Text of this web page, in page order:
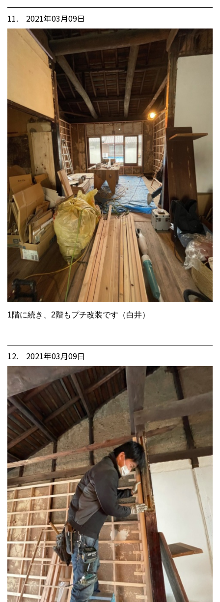
11. 2021年03月09日
1階に続き、2階もプチ改装です（白井）
12. 2021年03月09日